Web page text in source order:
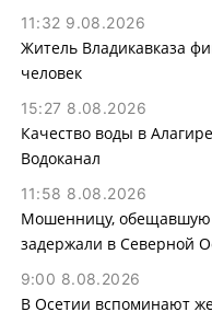
11:32 9.08.2026
Житель Владикавказа
человек
15:27 8.08.2026
Качество воды в
Водоканал
11:58 8.08.2026
Мошенницу,
задержали в Северной
9:00 8.08.2026
В Осетии вспоминают